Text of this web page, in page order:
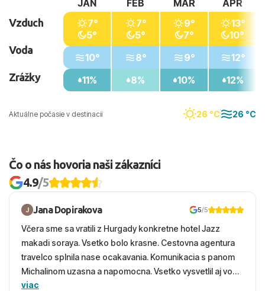
Aktuálne počasie v destinacii 26 °C 26 °C
Vzduch
Voda
Zrážky
JAN
7°
5°
10°
11%
FEB
7°
5°
8°
8%
MAR
9°
7°
9°
10%
APR
13°
10°
12°
12%
Čo o nás hovoria naši zákazníci
4.9/5
Jana Dopirakova 5/5
Včera sme sa vratili z Hurgady konkretne hotel Jazz
makadi soraya. Vsetko bolo krasne. Cestovna agentura
travelco splnila nase ocakavania. Komunikacia s panom
Michalinom uzasna a napomocna. Vsetko vysvetlil aj vo
vecernych hodinach zaco sa ospravedlnujem. Hotel
viac